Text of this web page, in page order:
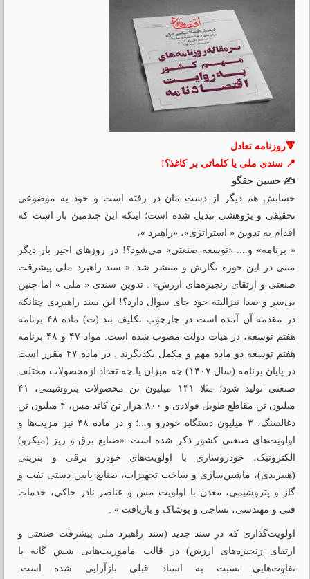
🔻روزنامه تعادل
📍 سندی ملی یا کلماتی بر کاغذ؟!
✍️ حسین حقگو
حسابش هم دیگر از دست مان در رفته است و خود به موضوعی
تحقیقی و پژوهشی تبدیل شده است؛ اینکه این چندمین بار است که
اقدام به تدوین « استراتژی»، «راهبرد »،
« برنامه» و.... «توسعه صنعتی» می‌شود؟! در روزهای اخیر بار دیگر
متنی در این حوزه نگارش و منتشر شد: « سند راهبرد ملی پیشرقت
صنعتی و ارتقای زنجیره‌های ارزش» . تدوین سندی « ملی » اما چنین
بی‌سر و صدا نیزالبته خود جای سوال دارد؟! این سند راهبردی چنانکه
در مقدمه آن آمده است در چارچوب تکلیف بند (ت) ماده ۴۸ برنامه
هفتم توسعه، در هیات دولت مصوب شده است. مواد ۴۷ و ۴۸ برنامه
هفتم توسعه دو ماده مهم و مکمل یکدیگرند . در ماده ۴۷ مقرر است
در پایان برنامه (سال ۱۴۰۷) چه میزان یا چه تعداد ازمحصولات مختلف
صنعتی تولید شود؛ مثلا ۱۳۱ میلیون تن محصولات پتروشیمی، ۴۱
میلیون تن مقاطع طویل فولادی و ۸۰۰ هزار تن کاتد مس، ۴ میلیون تن
ذغالسنگ، ۳ میلیون دستگاه خودرو و...؛ و در ماده ۴۸ نیز مزیت‌ها و
اولویت‌های صنعتی کشور ذکر شده است: «صنایع برق و ریز (میکرو)
الکترونیک، خودروسازی با اولویت‌های خودرو برقی و بنزینی
(هیبریدی)، ماشین‌سازی و ساخت تجهیزات، صنایع پایین دستی نفت و
گاز و پتروشیمی، معدن با اولویت مس و عناصر نادر خاکی، خدمات
فنی و مهندسی، نساجی و پوشاک و بازیافت » .
اولویت‌گذاری که در سند جدید (سند راهبرد ملی پیشرقت صنعتی و
ارتقای زنجیره‌های ارزش) در قالب ماموریت‌هایی شش گانه با
تفاوت‌هایی نسبت به اسناد قبلی بازآرایی شده است.